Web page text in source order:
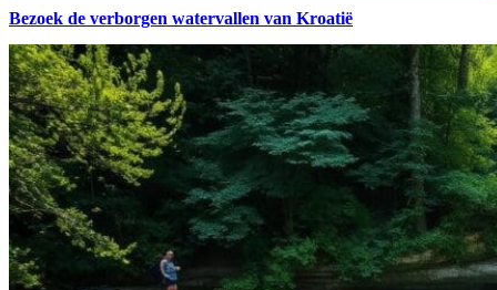
Bezoek de verborgen watervallen van Kroatië